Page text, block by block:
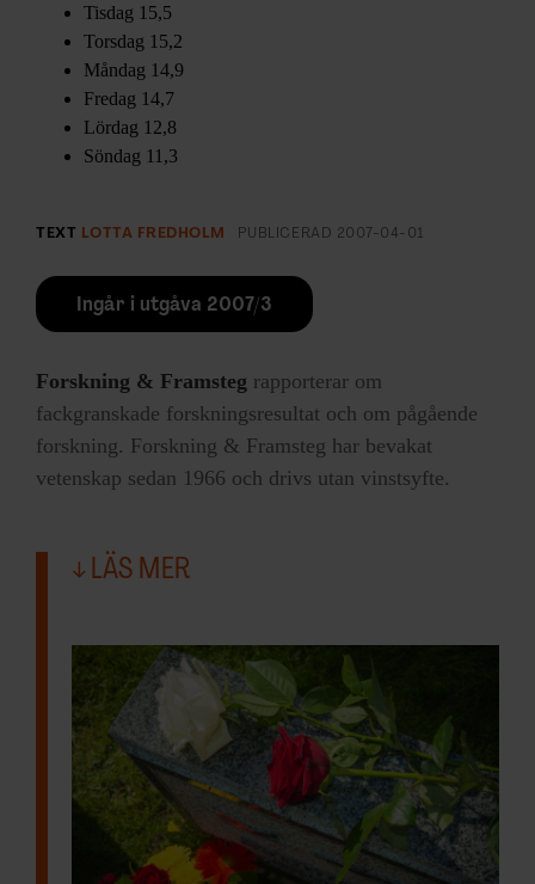
Tisdag 15,5
Torsdag 15,2
Måndag 14,9
Fredag 14,7
Lördag 12,8
Söndag 11,3
TEXT LOTTA FREDHOLM PUBLICERAD 2007-04-01
Ingår i utgåva 2007/3
Forskning & Framsteg rapporterar om
fackgranskade forskningsresultat och om pågående
forskning. Forskning & Framsteg har bevakat
vetenskap sedan 1966 och drivs utan vinstsyfte.
LÄS MER